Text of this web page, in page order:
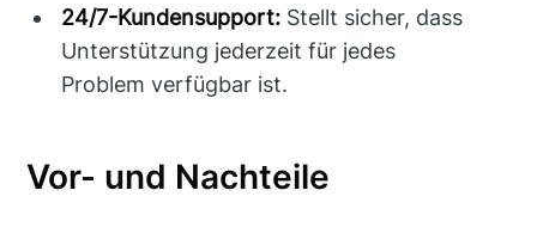
24/7-Kundensupport: Stellt sicher, dass
Unterstützung jederzeit für jedes
Problem verfügbar ist.
Vor- und Nachteile